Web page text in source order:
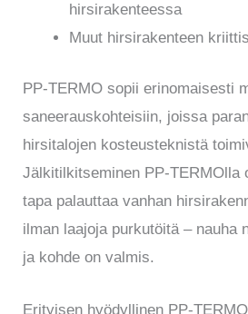
hirsirakenteessa
Muut hirsirakenteen
PP-TERMO sopii erinomaisesti
saneerauskohteisiin, joissa
hirsitalojen kosteusteknistä
Jälkitilkitseminen PP-TERMOlla
tapa palauttaa vanhan
ilman laajoja purkutöitä – nauha
ja kohde on valmis.
Erityisen hyödyllinen PP-